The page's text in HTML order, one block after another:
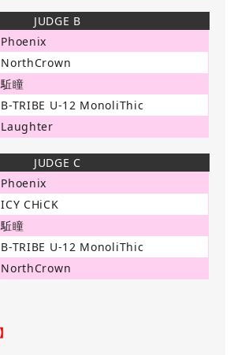
JUDGE B
Phoenix
NorthCrown
駈瞳
B-TRIBE U-12 MonoliThic
Laughter
JUDGE C
Phoenix
ICY CHiCK
駈瞳
B-TRIBE U-12 MonoliThic
NorthCrown